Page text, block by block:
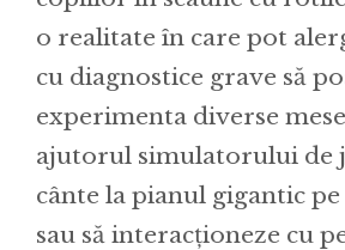
o realitate în care pot
cu diagnostice grave să
experimenta diverse
ajutorul simulatorului de
cânte la pianul gigantic
sau să interacționeze cu